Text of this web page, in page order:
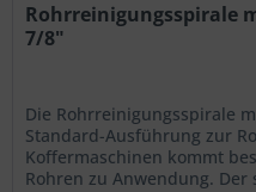
Rohrreinigungsspirale
7/8"
Die Rohrreinigungsspirale
Standard-Ausführung zur
Koffermaschinen kommt
Rohren zu Anwendung.